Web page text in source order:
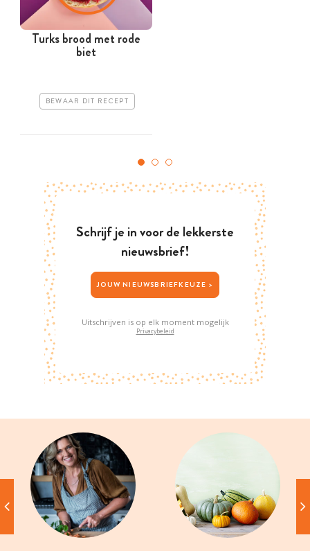
Turks brood met rode
biet
BEWAAR DIT RECEPT
Schrijf je in voor de lekkerste
nieuwsbrief!
JOUW NIEUWSBRIEFKEUZE >
Uitschrijven is op elk moment mogelijk
Privacybeleid